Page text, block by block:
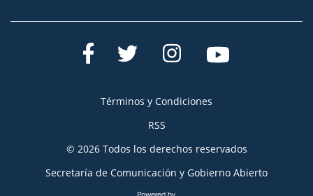
Términos y Condiciones
RSS
© 2026 Todos los derechos reservados
Secretaría de Comunicación y Gobierno Abierto